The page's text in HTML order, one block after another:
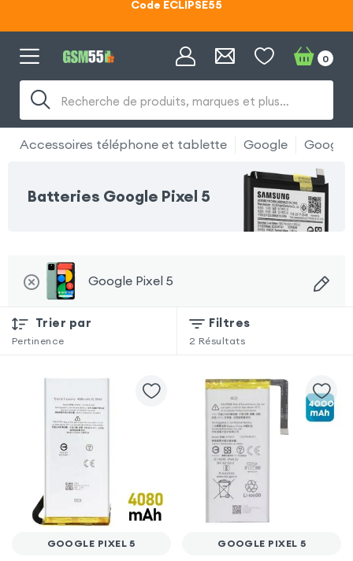
Lunettes d'éclipse OFFERTES
Code ECLIPSE55
Recherche de produits, marques et plus…
0
Accessoires téléphone et tablette Google Google
Batteries Google Pixel 5
Google Pixel 5
Trier par
Pertinence
Filtres
2 Résultats
GOOGLE PIXEL 5 GOOGLE PIXEL 5